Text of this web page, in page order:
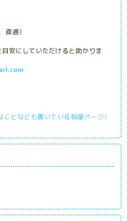
直通）
安にしていただけると助かりま
となども書いている執筆ページ）